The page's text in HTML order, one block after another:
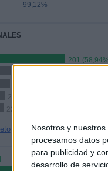
Nosotros y nuestros
procesamos datos
para publicidad y
desarrollo de
99,12%
201
25 (7,33%)
22 (6,45%)